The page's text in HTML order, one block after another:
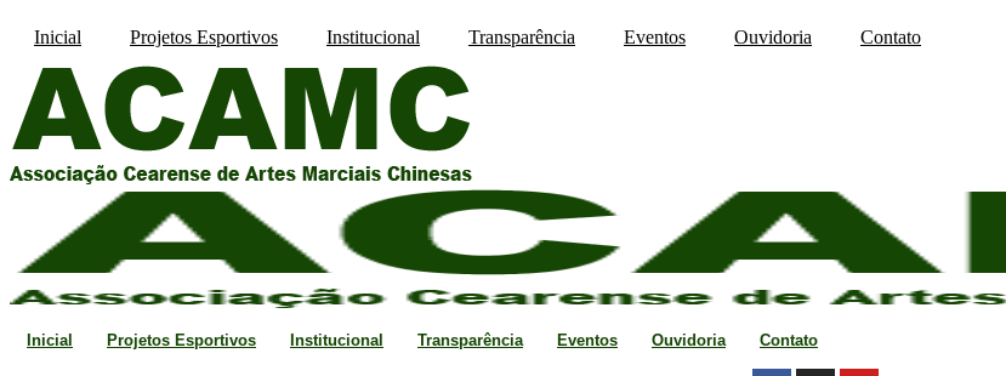
para
conteúdo
Inicial Projetos Esportivos Institucional Transparência Eventos Ouvidoria Contato
Inicial Projetos Esportivos Institucional Transparência Eventos Ouvidoria Contato